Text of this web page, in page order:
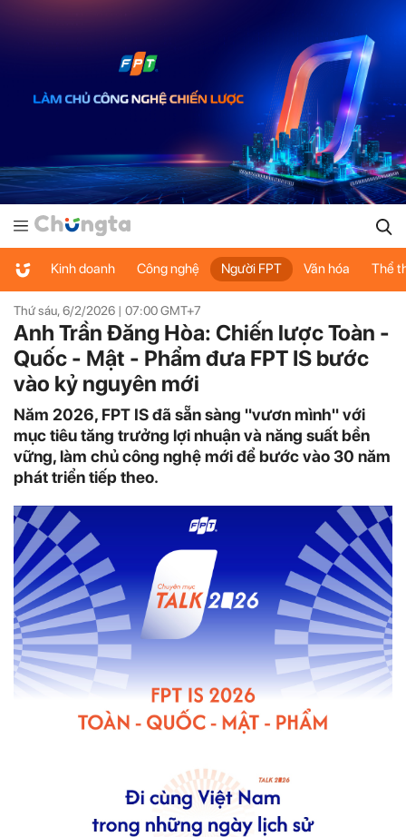
Kinh doanh Công nghệ Người FPT Văn hóa Thể
Thứ sáu, 6/2/2026 | 07:00GMT+7
Anh Trần Đăng Hòa: Chiến lược Toàn -
Quốc - Mật - Phẩm đưa FPT IS bước
vào kỷ nguyên mới
Năm 2026, FPT IS đã sẵn sàng "vươn mình" với
mục tiêu tăng trưởng lợi nhuận và năng suất bền
vững, làm chủ công nghệ mới để bước vào 30 năm
phát triển tiếp theo.